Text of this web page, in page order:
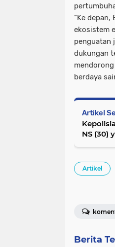
“Ke
ekosistem
penguatan
dukungan
berdaya
Artikel
NS (30)
Artikel
Berita